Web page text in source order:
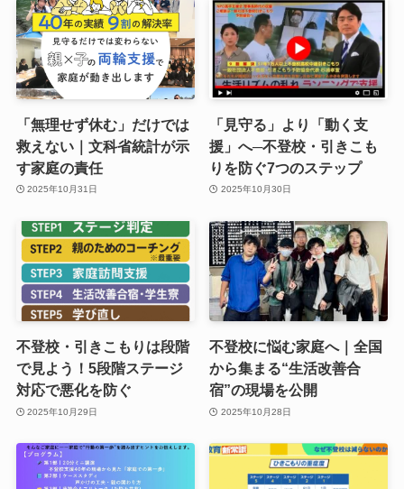
「無理せず休む」だけでは
救えない｜文科省統計が示
す家庭の責任
2025年10月31日
「見守る」より「動く支
援」へ─不登校・引きこも
りを防ぐ7つのステップ
2025年10月30日
不登校・引きこもりは段階
で見よう！5段階ステージ
対応で悪化を防ぐ
2025年10月29日
不登校に悩む家庭へ｜全国
から集まる“生活改善合
宿”の現場を公開
2025年10月28日